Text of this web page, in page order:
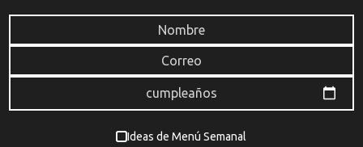
Ideas de Menú Semanal